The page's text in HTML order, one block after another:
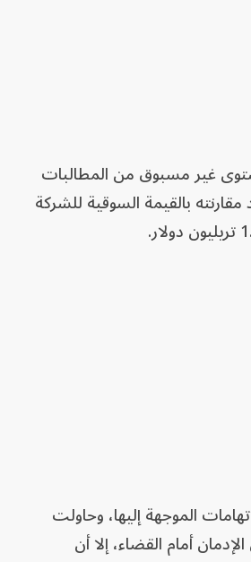
غير مسبوق من المطالبات
بالقيمة السوقية للشركة
الموجهة إليها، وحاولت
أمام القضاء، إلا أن